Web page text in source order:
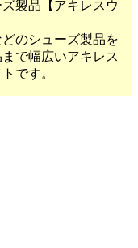
製品【アキレスウ
のシューズ製品を
で幅広いアキレス
です。